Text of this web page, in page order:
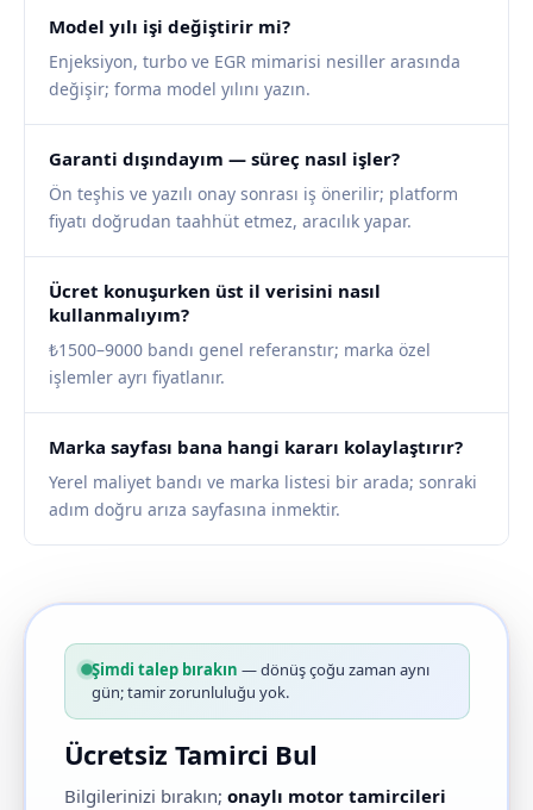
Model yılı işi değiştirir mi?
Enjeksiyon, turbo ve EGR mimarisi nesiller arasında
değişir; forma model yılını yazın.
Garanti dışındayım — süreç nasıl işler?
Ön teşhis ve yazılı onay sonrası iş önerilir; platform
fiyatı doğrudan taahhüt etmez, aracılık yapar.
Ücret konuşurken üst il verisini nasıl
kullanmalıyım?
₺1500–9000 bandı genel referanstır; marka özel
işlemler ayrı fiyatlanır.
Marka sayfası bana hangi kararı kolaylaştırır?
Yerel maliyet bandı ve marka listesi bir arada; sonraki
adım doğru arıza sayfasına inmektir.
Şimdi talep bırakın — dönüş çoğu zaman aynı
gün; tamir zorunluluğu yok.
Ücretsiz Tamirci Bul
Bilgilerinizi bırakın; onaylı motor tamircileri